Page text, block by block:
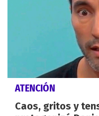
ATENCIÓN
Caos, gritos y